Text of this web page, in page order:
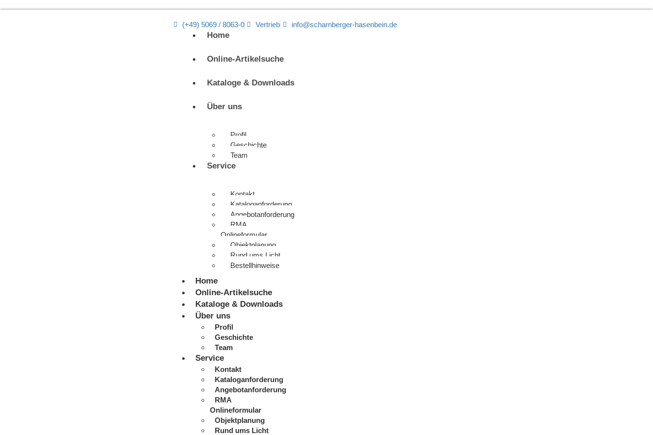
(+49) 5069 / 8063-0 Vertrieb info@scharnberger-hasenbein.de
Home
Online-Artikelsuche
Kataloge & Downloads
Über uns
Profil
Geschichte
Team
Service
Kontakt
Kataloganforderung
Angebotanforderung
RMA
Onlineformular
Objektplanung
Rund ums Licht
Bestellhinweise
Home
Online-Artikelsuche
Kataloge & Downloads
Über uns
Profil
Geschichte
Team
Service
Kontakt
Kataloganforderung
Angebotanforderung
RMA
Onlineformular
Objektplanung
Rund ums Licht